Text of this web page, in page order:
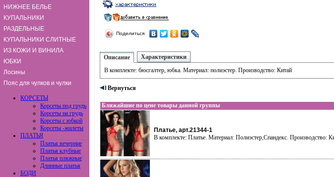
НИЖНЕЕ БЕЛЬЕ
КУПАЛЬНИКИ
РАЗДЕЛЬНЫЕ
КУПАЛЬНИКИ СЛИТНЫЕ
ИЗ КОЖИ И ВИНИЛА
ЮБКИ
Лосины
Пояс для чулков и чулки
КОРСЕТЫ
Корсеты под грудь
Корсеты на грудь
Корсеты с юбкой
Корсеты -жилеты
ПЛАТЬЯ
Платья вечерние
Платья клубные
Платья пляжные
Длинные платья
БОДИ
Поделиться
Описание
Характеристики
В комплекте: бюсгалтер, юбка. Материал: полиэстер. Производство: Китай
Вернуться
Ближайшие по цене товары данной группы
Платье, арт.21344-1
В комплекте: Платье. Материал: Полиэстер,Спандекс. Производство: